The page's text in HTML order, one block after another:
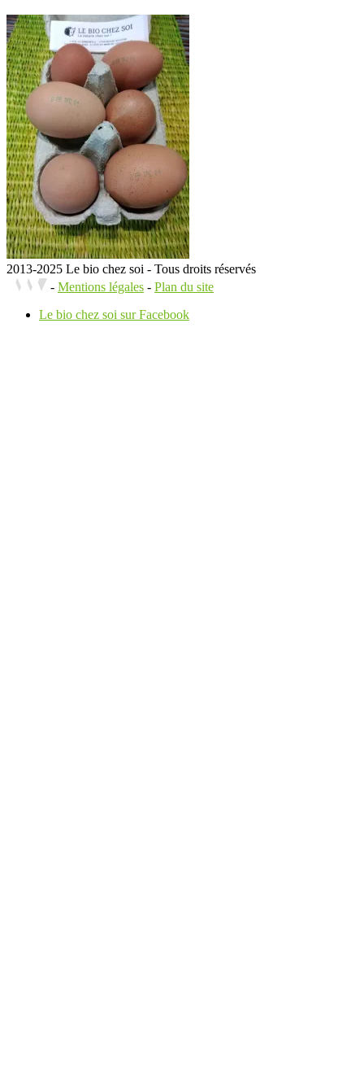
2013-2025 Le bio chez soi - Tous droits réservés
- Mentions légales - Plan du site
Le bio chez soi sur Facebook